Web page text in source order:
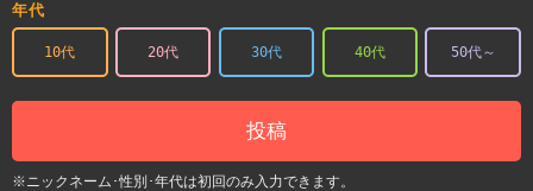
年代
10代 20代 30代 40代 50代～
投稿
※ニックネーム･性別･年代は初回のみ入力できます。